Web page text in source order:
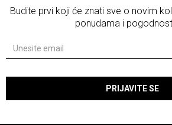
Budite prvi koji će znati sve o novim
ponudama i
PRIJAVITE SE